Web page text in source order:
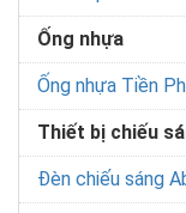
Ống nhựa
Ống nhựa Tiền
Thiết bị chiếu
Đèn chiếu sáng